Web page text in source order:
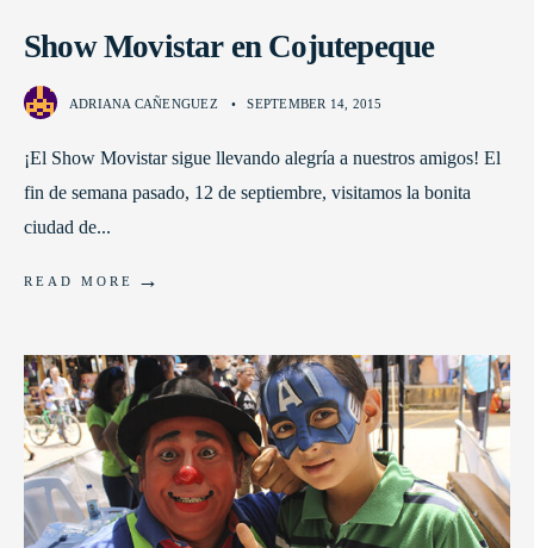
Show Movistar en Cojutepeque
ADRIANA CAÑENGUEZ • SEPTEMBER 14, 2015
¡El Show Movistar sigue llevando alegría a nuestros amigos! El
fin de semana pasado, 12 de septiembre, visitamos la bonita
ciudad de...
READ MORE →